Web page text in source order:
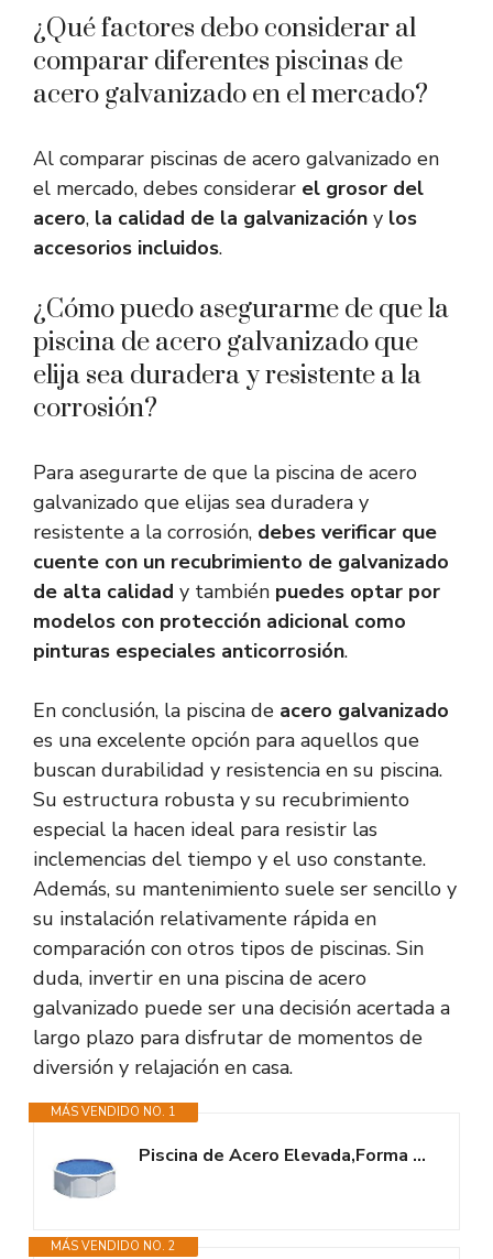
¿Qué factores debo considerar al
comparar diferentes piscinas de
acero galvanizado en el mercado?
Al comparar piscinas de acero galvanizado en
el mercado, debes considerar el grosor del
acero, la calidad de la galvanización y los
accesorios incluidos.
¿Cómo puedo asegurarme de que la
piscina de acero galvanizado que
elija sea duradera y resistente a la
corrosión?
Para asegurarte de que la piscina de acero
galvanizado que elijas sea duradera y
resistente a la corrosión, debes verificar que
cuente con un recubrimiento de galvanizado
de alta calidad y también puedes optar por
modelos con protección adicional como
pinturas especiales anticorrosión.
En conclusión, la piscina de acero galvanizado
es una excelente opción para aquellos que
buscan durabilidad y resistencia en su piscina.
Su estructura robusta y su recubrimiento
especial la hacen ideal para resistir las
inclemencias del tiempo y el uso constante.
Además, su mantenimiento suele ser sencillo y
su instalación relativamente rápida en
comparación con otros tipos de piscinas. Sin
duda, invertir en una piscina de acero
galvanizado puede ser una decisión acertada a
largo plazo para disfrutar de momentos de
diversión y relajación en casa.
MÁS VENDIDO NO. 1
Piscina de Acero Elevada,Forma Redonda con Aspecto Acero Blanco. Piscinas...
MÁS VENDIDO NO. 2